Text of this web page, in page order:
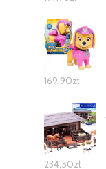
169,90zł
234,50zł